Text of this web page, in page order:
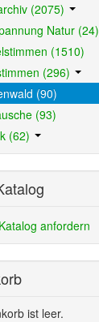
(2075)
Natur (24)
(1510)
(296)
(90)
(93)
(62)
anfordern
ist leer.